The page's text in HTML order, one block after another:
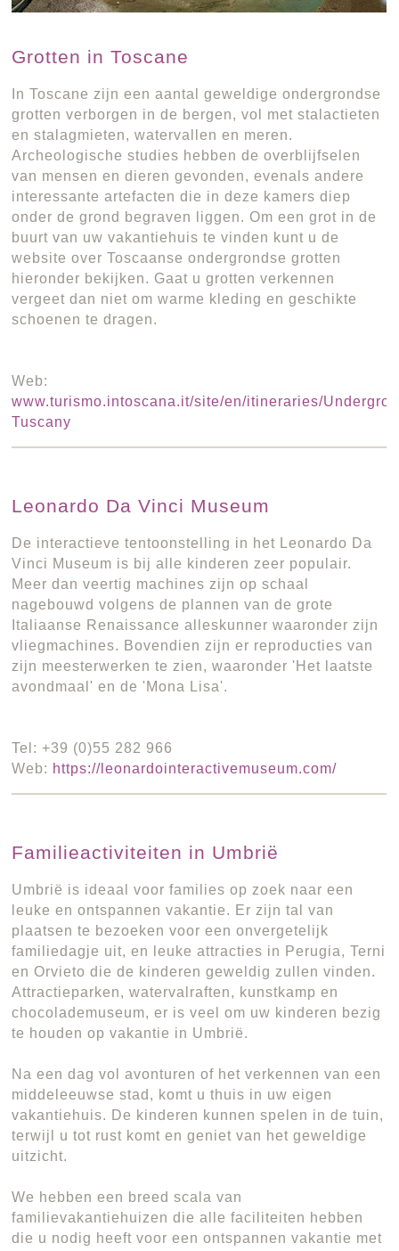
Grotten in Toscane
In Toscane zijn een aantal geweldige ondergrondse
grotten verborgen in de bergen, vol met stalactieten
en stalagmieten, watervallen en meren.
Archeologische studies hebben de overblijfselen
van mensen en dieren gevonden, evenals andere
interessante artefacten die in deze kamers diep
onder de grond begraven liggen. Om een grot in de
buurt van uw vakantiehuis te vinden kunt u de
website over Toscaanse ondergrondse grotten
hieronder bekijken. Gaat u grotten verkennen
vergeet dan niet om warme kleding en geschikte
schoenen te dragen.
Web:
www.turismo.intoscana.it/site/en/itineraries/
Tuscany
Leonardo Da Vinci Museum
De interactieve tentoonstelling in het Leonardo Da
Vinci Museum is bij alle kinderen zeer populair.
Meer dan veertig machines zijn op schaal
nagebouwd volgens de plannen van de grote
Italiaanse Renaissance alleskunner waaronder zijn
vliegmachines. Bovendien zijn er reproducties van
zijn meesterwerken te zien, waaronder 'Het laatste
avondmaal' en de 'Mona Lisa'.
Tel: +39 (0)55 282 966
Web: https://leonardointeractivemuseum.com/
Familieactiviteiten in Umbrië
Umbrië is ideaal voor families op zoek naar een
leuke en ontspannen vakantie. Er zijn tal van
plaatsen te bezoeken voor een onvergetelijk
familiedagje uit, en leuke attracties in Perugia, Terni
en Orvieto die de kinderen geweldig zullen vinden.
Attractieparken, watervalraften, kunstkamp en
chocolademuseum, er is veel om uw kinderen bezig
te houden op vakantie in Umbrië.
Na een dag vol avonturen of het verkennen van een
middeleeuwse stad, komt u thuis in uw eigen
vakantiehuis. De kinderen kunnen spelen in de tuin,
terwijl u tot rust komt en geniet van het geweldige
uitzicht.
We hebben een breed scala van
familievakantiehuizen die alle faciliteiten hebben
die u nodig heeft voor een ontspannen vakantie met